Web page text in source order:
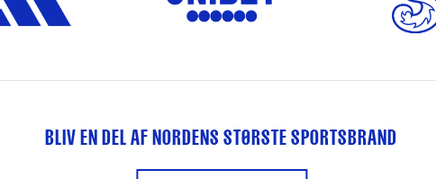
BLIV EN DEL AF NORDENS STØRSTE SPORTSBRAND